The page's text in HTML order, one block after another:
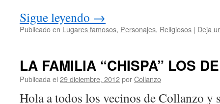
Sigue leyendo →
Publicado en Lugares famosos, Personajes, Religiosos | Deja
LA FAMILIA “CHISPA” LOS
Publicada el 29 diciembre, 2012porCollanzo
Hola a todos los vecinos de Collanzo y